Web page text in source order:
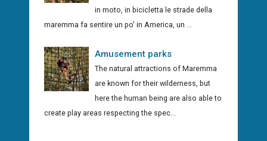
in moto, in bicicletta le strade della
maremma fa sentire un po' in America, un ...
Amusement parks
The natural attractions of Maremma
are known for their wilderness, but
here the human being are also able to
create play areas respecting the spec...